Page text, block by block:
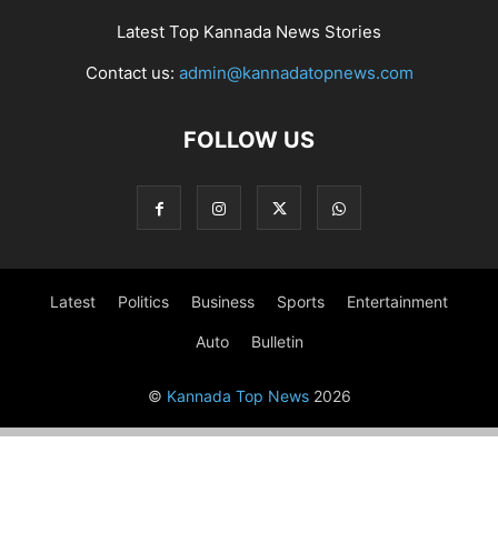
Latest Top Kannada News Stories
Contact us: admin@kannadatopnews.com
FOLLOW US
Latest Politics Business Sports Entertainment
Auto Bulletin
© Kannada Top News2026